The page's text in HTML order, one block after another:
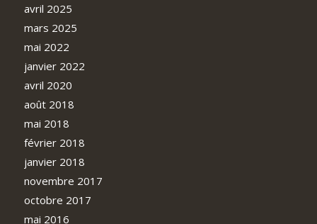
avril 2025
mars 2025
mai 2022
janvier 2022
avril 2020
août 2018
mai 2018
février 2018
janvier 2018
novembre 2017
octobre 2017
mai 2016